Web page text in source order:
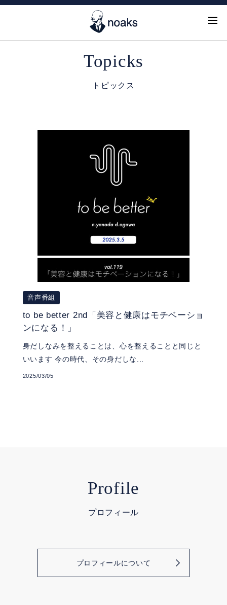
Topicks
トピックス
音声番組
to be better 2nd「美容と健康はモチベーショ
ンになる！」
身だしなみを整えることは、心を整えることと同じと
いいます 今の時代、その身だしな...
2025/03/05
Profile
プロフィール
プロフィールについて